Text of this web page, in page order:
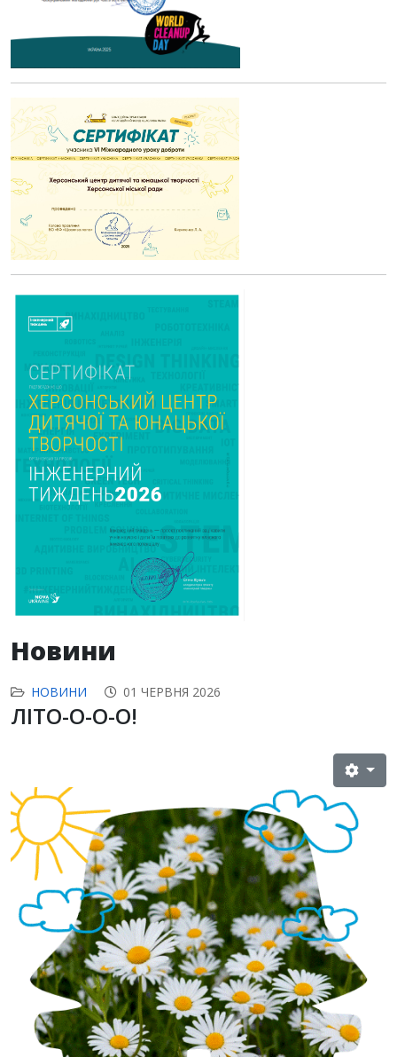
Новини
НОВИНИ 01 ЧЕРВНЯ 2026
ЛІТО-О-О-О!